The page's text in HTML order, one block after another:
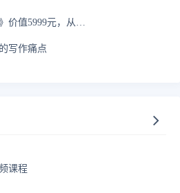
《半糖梦呓高阶写作营》价值5999元，从0到1打造写作印钞机
写作痛点
课程